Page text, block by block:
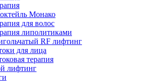
Монако
для волос
липолитиками
RF лифтинг
для лица
терапия
лифтинг